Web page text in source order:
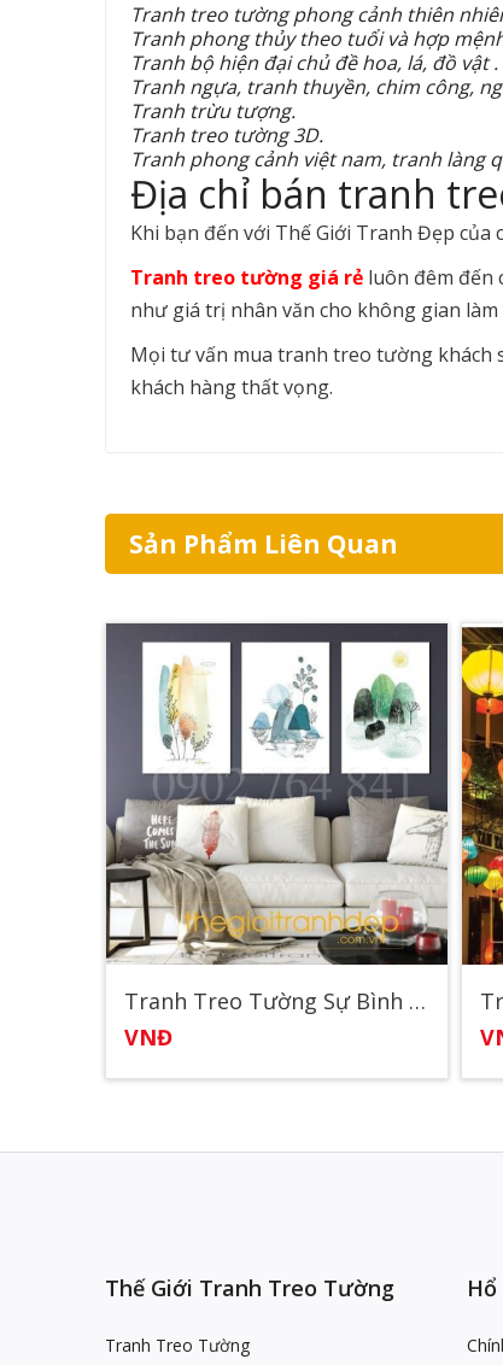
Tranh treo tường phong cảnh thiên
Tranh phong thủy theo tuổi và hợp
Tranh bộ hiện đại chủ đề hoa, lá, đồ vật .
Tranh ngựa, tranh thuyền, chim công,
Tranh trừu tượng.
Tranh treo tường 3D.
Tranh phong cảnh việt nam, tranh làng
Địa chỉ bán tranh
Khi bạn đến với Thế Giới Tranh Đẹp
Tranh treo tường giá rẻ luôn đêm đến
như giá trị nhân văn cho không gian
Mọi tư vấn mua tranh treo tường khách
khách hàng thất vọng.
Sản Phẩm Liên Quan
Tranh Treo Tường Sự Bình Dị
VNĐ
Thế Giới Tranh Treo Tường
Tranh Treo Tường